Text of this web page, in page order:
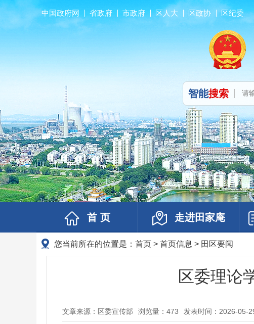
中国政府网 省政府 市政府 区人大 区政协 区纪委
智能搜索
首 页 走进田家庵
您当前所在的位置是： 首页 > 首页信息 > 田区要闻
区委理论
文章来源：区委宣传部 浏览量： 473 发表时间：2026-05-